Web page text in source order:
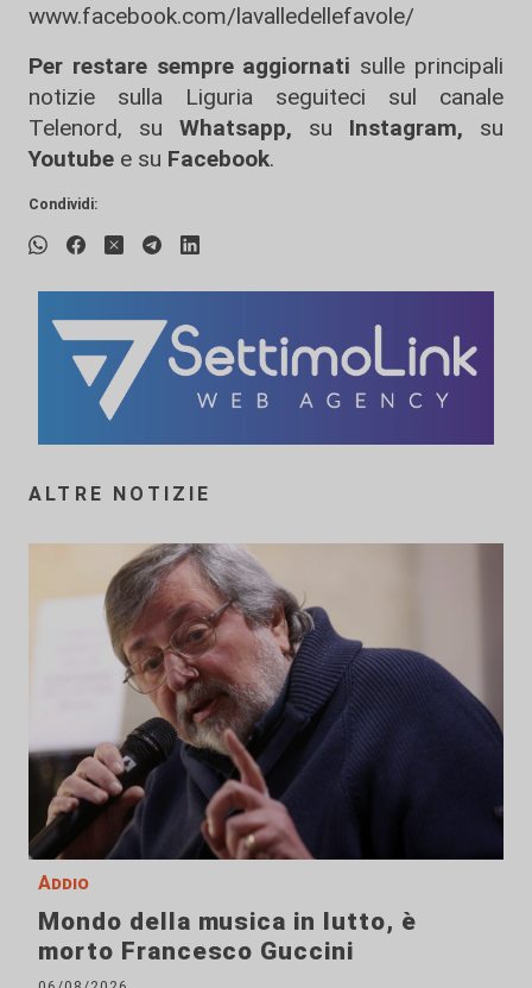
www.facebook.com/lavalledellefavole/
Per restare sempre aggiornati sulle principali
notizie sulla Liguria seguiteci sul canale
Telenord, su
Whatsapp, su Instagram, su
Youtube e su Facebook.
Condividi:
ALTRE NOTIZIE
Addio
Mondo della musica in lutto, è
morto Francesco Guccini